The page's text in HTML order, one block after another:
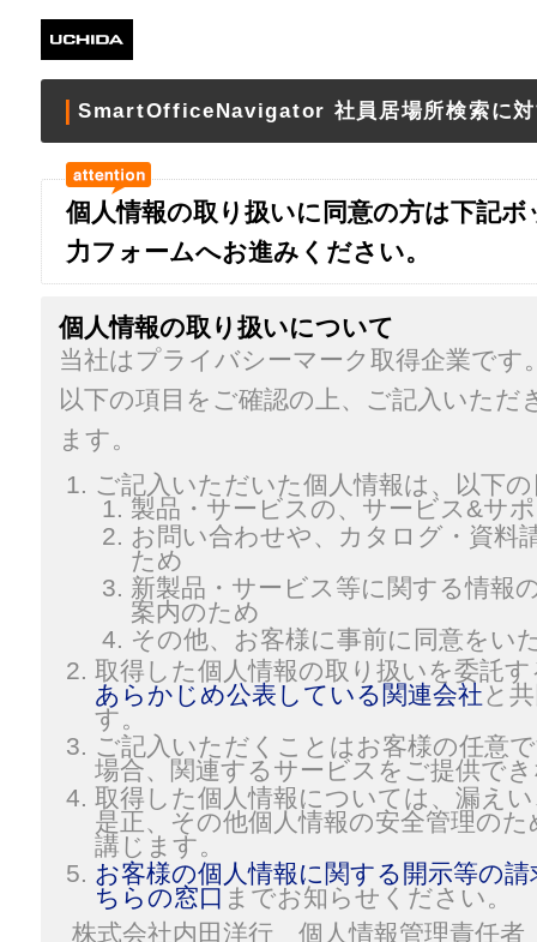
SmartOfficeNavigator 社員居場所検索に対
個人情報の取り扱いに同意の方は下記
力フォームへお進みください。
個人情報の取り扱いについて
当社はプライバシーマーク取得企業です
以下の項目をご確認の上、ご記入いた
ます。
ご記入いただいた個人情報は、以下
製品・サービスの、サービス&サ
お問い合わせや、カタログ・資料
ため
新製品・サービス等に関する情報
案内のため
その他、お客様に事前に同意をい
取得した個人情報の取り扱いを委託
あらかじめ公表している関連会社と
す。
ご記入いただくことはお客様の任意
場合、関連するサービスをご提供で
取得した個人情報については、漏え
是正、その他個人情報の安全管理の
講じます。
お客様の個人情報に関する開示等の
ちらの窓口 までお知らせください。
株式会社内田洋行 個人情報管理責任